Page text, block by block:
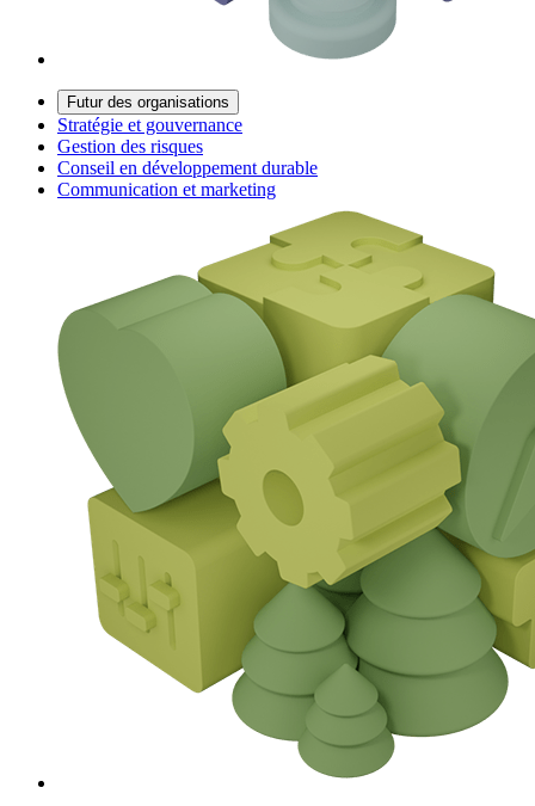
Futur des organisations
Stratégie et gouvernance
Gestion des risques
Conseil en développement durable
Communication et marketing